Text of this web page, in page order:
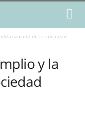
de la sociedad
y la